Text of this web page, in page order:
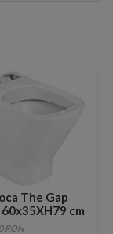
The Gap
cm
RON